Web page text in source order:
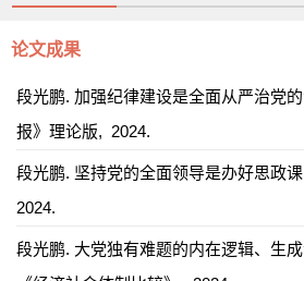
论文成果
段光鹏. 加强纪律建设是全面从严治党
报》理论版, 2024.
段光鹏. 坚持党的全面领导是办好思政
2024.
段光鹏. 大党独有难题的内在逻辑、生